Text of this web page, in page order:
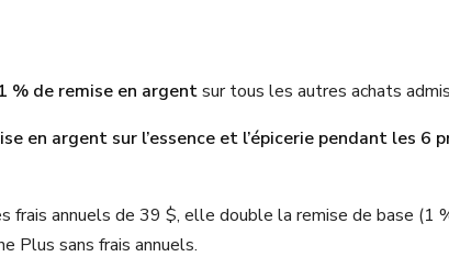
1 % de remise en argentsur tous les autres achats
en argent sur l’essence et l’épicerie pendant les 6
frais annuels de 39 $, elle double la remise de base (1
Plus sans frais annuels.